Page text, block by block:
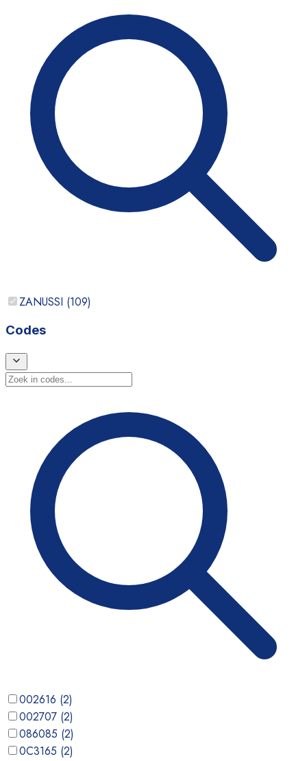
ZANUSSI (109)
Codes
002616 (2)
002707 (2)
086085 (2)
0C3165 (2)